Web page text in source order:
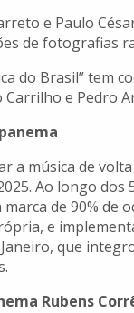
e Paulo
de fotografias
do Brasil” tem
e Pedro
a música de
Ao longo
marca de 90% de
e
que
Rubens